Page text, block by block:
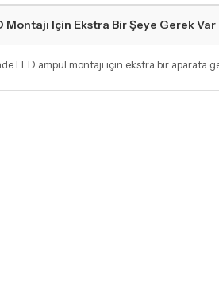
Için Ekstra Bir Şeye Gerek Var
LED ampul montajı için ekstra bir aparata